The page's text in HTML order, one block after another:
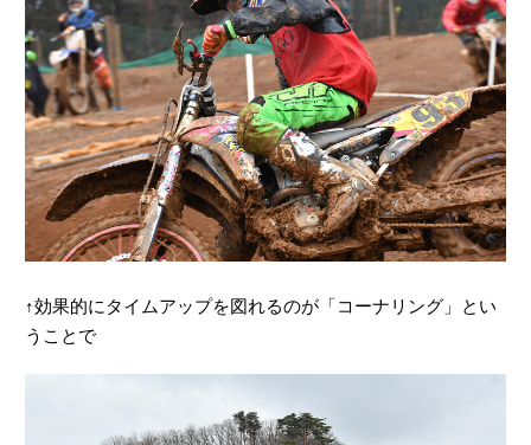
↑効果的にタイムアップを図れるのが「コーナリング」とい
うことで